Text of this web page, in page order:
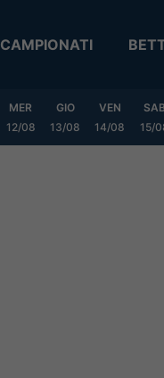
CAMPIONATI
MER
12/08
GIO
13/08
VEN
14/08
15/